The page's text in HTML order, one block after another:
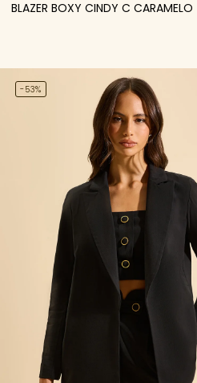
BLAZER BOXY CINDY C CARAMELO
-53%